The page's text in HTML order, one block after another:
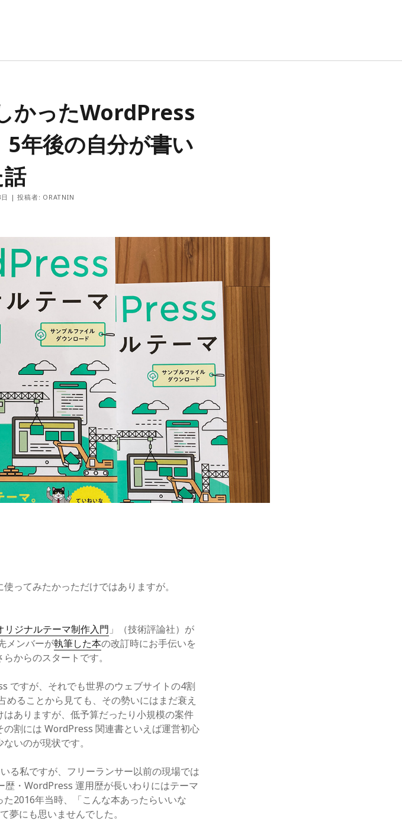
かったWordPress
年後の自分が書い
| 投稿者: ORATNIN
ってみたかっただけではありますが。
リジナルテーマ制作入門 」（技術評論社）が
メンバーが執筆した本の改訂時にお手伝いを
からのスタートです。
ですが、それでも世界のウェブサイトの4割
ることから見ても、その勢いにはまだ衰え
ありますが、低予算だったり小規模の案件
割には WordPress 関連書といえば運営初心
いのが現状です。
る私ですが、フリーランサー以前の現場では
・WordPress 運用歴が長いわりにはテーマ
2016年当時、「こんな本あったらいいな
夢にも思いませんでした。